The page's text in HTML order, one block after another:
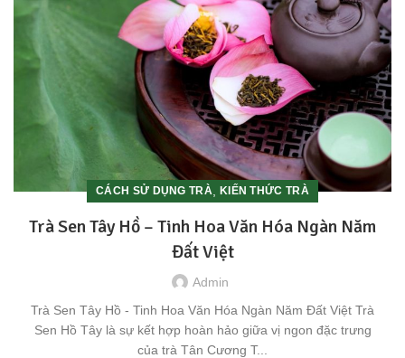
CÁCH SỬ DỤNG TRÀ, KIẾN THỨC TRÀ
Trà Sen Tây Hồ – Tinh Hoa Văn Hóa Ngàn Năm
Đất Việt
Admin
Trà Sen Tây Hồ - Tinh Hoa Văn Hóa Ngàn Năm Đất Việt Trà
Sen Hồ Tây là sự kết hợp hoàn hảo giữa vị ngon đặc trưng
của trà Tân Cương T...